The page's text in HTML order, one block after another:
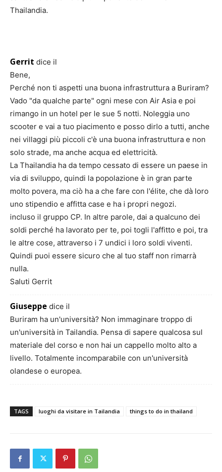
Thailandia.
Gerrit dice il
Bene,
Perché non ti aspetti una buona infrastruttura a Buriram?
Vado "da qualche parte" ogni mese con Air Asia e poi
rimango in un hotel per le sue 5 notti. Noleggia uno
scooter e vai a tuo piacimento e posso dirlo a tutti, anche
nei villaggi più piccoli c'è una buona infrastruttura e non
solo strade, ma anche acqua ed elettricità.
La Thailandia ha da tempo cessato di essere un paese in
via di sviluppo, quindi la popolazione è in gran parte
molto povera, ma ciò ha a che fare con l'élite, che dà loro
uno stipendio e affitta case e ha i propri negozi.
incluso il gruppo CP. In altre parole, dai a qualcuno dei
soldi perché ha lavorato per te, poi togli l'affitto e poi, tra
le altre cose, attraverso i 7 undici i loro soldi viventi.
Quindi puoi essere sicuro che al tuo staff non rimarrà
nulla.
Saluti Gerrit
Giuseppe dice il
Buriram ha un'università? Non immaginare troppo di
un'università in Tailandia. Pensa di sapere qualcosa sul
materiale del corso e non hai un cappello molto alto a
livello. Totalmente incomparabile con un'università
olandese o europea.
TAGS luoghi da visitare in Tailandia things to do in thailand